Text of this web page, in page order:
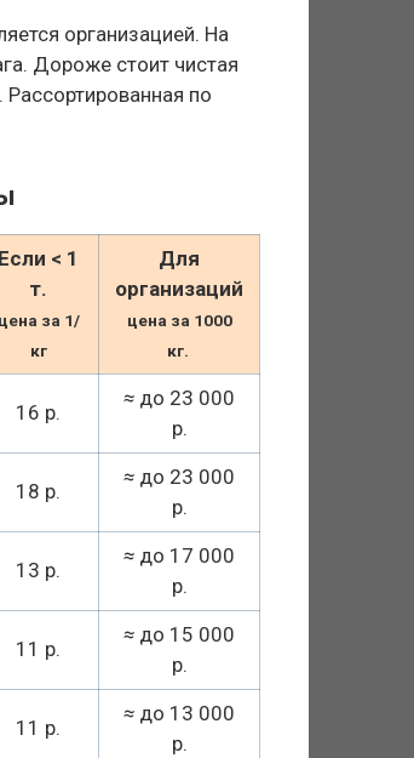
организацией. На
Дороже стоит чистая
по
Если < 1
т.
цена за 1/
кг
Для
организаций
цена за 1000
кг.
16 р.
≈ до 23 000
р.
18 р.
≈ до 23 000
р.
13 р.
≈ до 17 000
р.
11 р.
≈ до 15 000
р.
11 р.
≈ до 13 000
р.